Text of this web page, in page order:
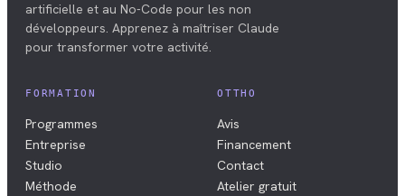
artificielle et au No-Code pour les non
développeurs. Apprenez à maîtriser Claude
pour transformer votre activité.
FORMATION
Programmes
Entreprise
Studio
Méthode
OTTHO
Avis
Financement
Contact
Atelier gratuit